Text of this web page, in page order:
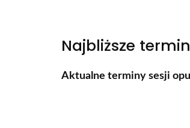
Najbliższe
Aktualne terminy sesji